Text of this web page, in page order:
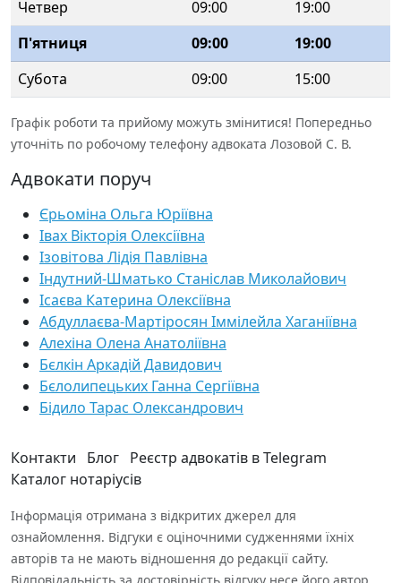
Четвер
09:00
19:00
П'ятниця
09:00
19:00
Субота
09:00 15:00
Графік роботи та прийому можуть змінитися! Попередньо
уточніть по робочому телефону адвоката Лозовой С. В.
Адвокати поруч
Єрьоміна Ольга Юріївна
Івах Вікторія Олексіївна
Ізовітова Лідія Павлівна
Індутний-Шматько Станіслав Миколайович
Ісаєва Катерина Олексіївна
Абдуллаєва-Мартіросян Іммілейла Хаганіївна
Алехіна Олена Анатоліївна
Бєлкін Аркадій Давидович
Бєлолипецьких Ганна Сергіївна
Бідило Тарас Олександрович
Контакти Блог Реєстр адвокатів в Telegram
Каталог нотаріусів
Інформація отримана з відкритих джерел для
ознайомлення. Відгуки є оціночними судженнями їхніх
авторів та не мають відношення до редакції сайту.